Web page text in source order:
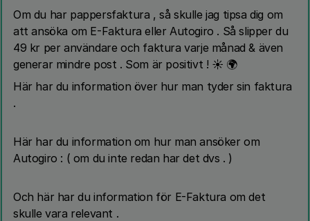
Om du har pappersfaktura , så skulle jag tipsa dig om
att ansöka om E-Faktura eller Autogiro . Så slipper du
49 kr per användare och faktura varje månad & även
generar mindre post . Som är positivt ! ☀️ 🌍
Här har du information över hur man tyder sin faktura
.
Här har du information om hur man ansöker om
Autogiro : ( om du inte redan har det dvs . )
Och här har du information för E-Faktura om det
skulle vara relevant .